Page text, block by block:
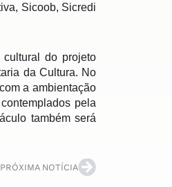
Sicoob, Sicredi
do projeto
da Cultura. No
a ambientação
pela
também será
PRÓXIMA NOTÍCIA